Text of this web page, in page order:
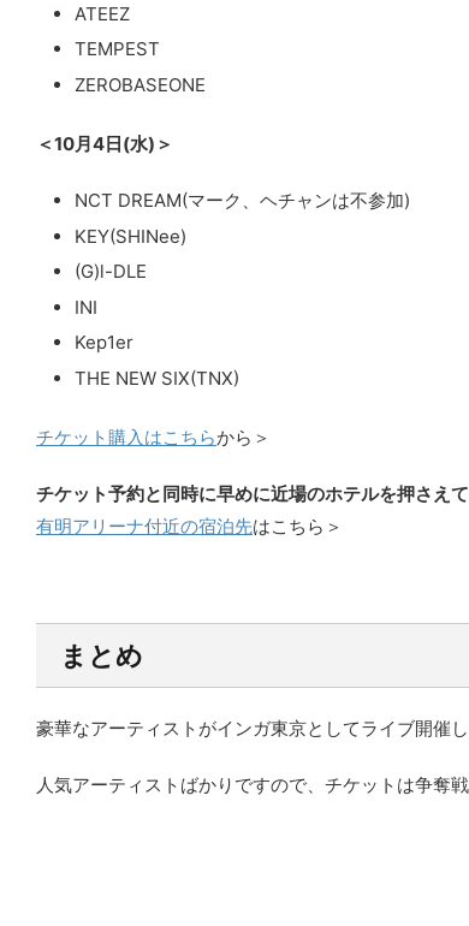
ATEEZ
TEMPEST
ZEROBASEONE
＜10月4日(水)＞
NCT DREAM(マーク、ヘチャンは不参加)
KEY(SHINee)
(G)l-DLE
INI
Kep1er
THE NEW SIX(TNX)
チケット購入はこちらから＞
チケット予約と同時に早めに近場のホテルを押さえ
有明アリーナ付近の宿泊先はこちら＞
まとめ
豪華なアーティストがインガ東京としてライブ開催
人気アーティストばかりですので、チケットは争奪戦